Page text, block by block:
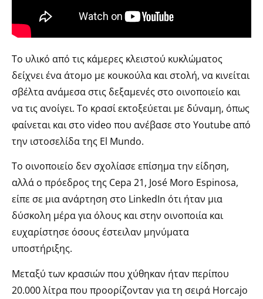
Το υλικό από τις κάμερες κλειστού κυκλώματος
δείχνει ένα άτομο με κουκούλα και στολή, να κινείται
σβέλτα ανάμεσα στις δεξαμενές στο οινοποιείο και
να τις ανοίγει. Το κρασί εκτοξεύεται με δύναμη, όπως
φαίνεται και στο video που ανέβασε στο Youtube από
την ιστοσελίδα της El Mundo.
Το οινοποιείο δεν σχολίασε επίσημα την είδηση,
αλλά ο πρόεδρος της Cepa 21, José Moro Espinosa,
είπε σε μια ανάρτηση στο LinkedIn ότι ήταν μια
δύσκολη μέρα για όλους και στην οινοποιία και
ευχαρίστησε όσους έστειλαν μηνύματα
υποστήριξης.
Μεταξύ των κρασιών που χύθηκαν ήταν περίπου
20.000 λίτρα που προορίζονταν για τη σειρά Horcajo